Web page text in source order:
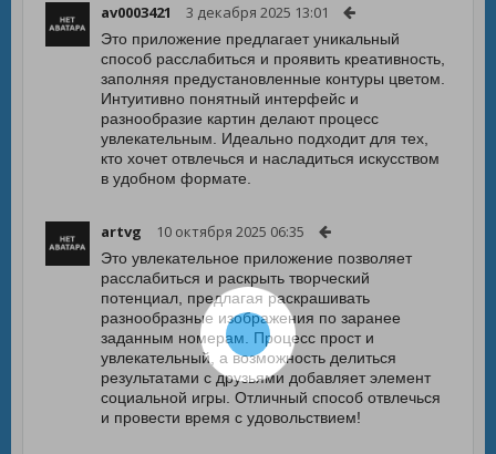
av0003421 3 декабря 2025 13:01
Это приложение предлагает уникальный
способ расслабиться и проявить креативность,
заполняя предустановленные контуры цветом.
Интуитивно понятный интерфейс и
разнообразие картин делают процесс
увлекательным. Идеально подходит для тех,
кто хочет отвлечься и насладиться искусством
в удобном формате.
artvg 10 октября 2025 06:35
Это увлекательное приложение позволяет
расслабиться и раскрыть творческий
потенциал, предлагая раскрашивать
разнообразные изображения по заранее
заданным номерам. Процесс прост и
увлекательный, а возможность делиться
результатами с друзьями добавляет элемент
социальной игры. Отличный способ отвлечься
и провести время с удовольствием!